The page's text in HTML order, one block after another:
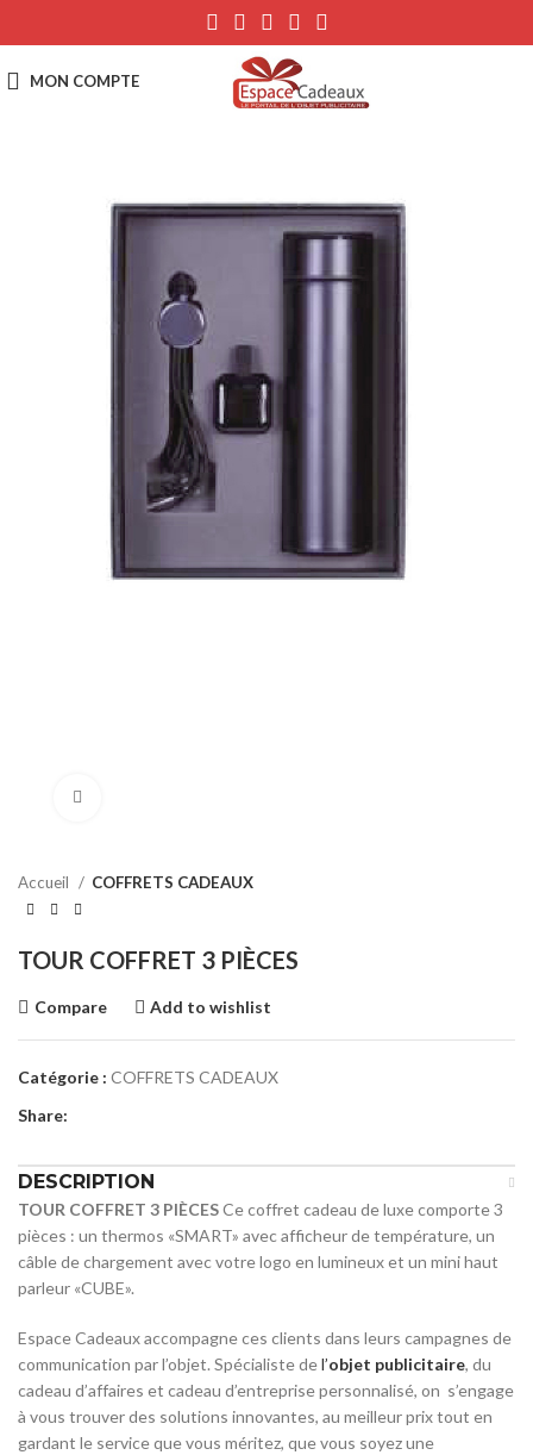
Accueil COFFRETS CADEAUX
TOUR COFFRET 3 PIÈCES
Compare Add to wishlist
Catégorie : COFFRETS CADEAUX
Share:
DESCRIPTION
TOUR COFFRET 3 PIÈCESCe coffret cadeau de luxe comporte 3
pièces : un thermos «SMART» avec afficheur de température, un
câble de chargement avec votre logo en lumineux et un mini haut
parleur «CUBE».
Espace Cadeaux accompagne ces clients dans leurs campagnes de
communication par l’objet. Spécialiste del’objet publicitaire, du
cadeau d’affaires et cadeau d’entreprise personnalisé, on s’engage
à vous trouver des solutions innovantes, au meilleur prix tout en
gardant le service que vous méritez, que vous soyez une